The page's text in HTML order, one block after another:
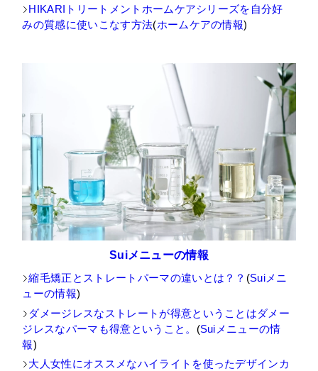
HIKARIトリートメントホームケアシリーズを自分好
みの質感に使いこなす方法(ホームケアの情報)
Suiメニューの情報
縮毛矯正とストレートパーマの違いとは？？ (Suiメニ
ューの情報)
ダメージレスなストレートが得意ということはダメー
ジレスなパーマも得意ということ。 (Suiメニューの情
報)
大人女性にオススメなハイライトを使ったデザインカ